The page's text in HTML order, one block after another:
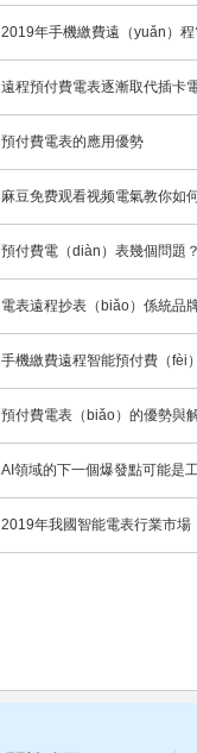
2019年手機繳費遠（yuǎn）
遠程預付費電表逐漸取代插卡
預付費電表的應用優勢
麻豆免费观看视频電氣教你如
預付費電（diàn）表幾個問題？
電表遠程抄表（biǎo）係統品
手機繳費遠程智能預付費（fèi
預付費電表（biǎo）的優勢與
AI領域的下一個爆發點可能是
2019年我國智能電表行業市場